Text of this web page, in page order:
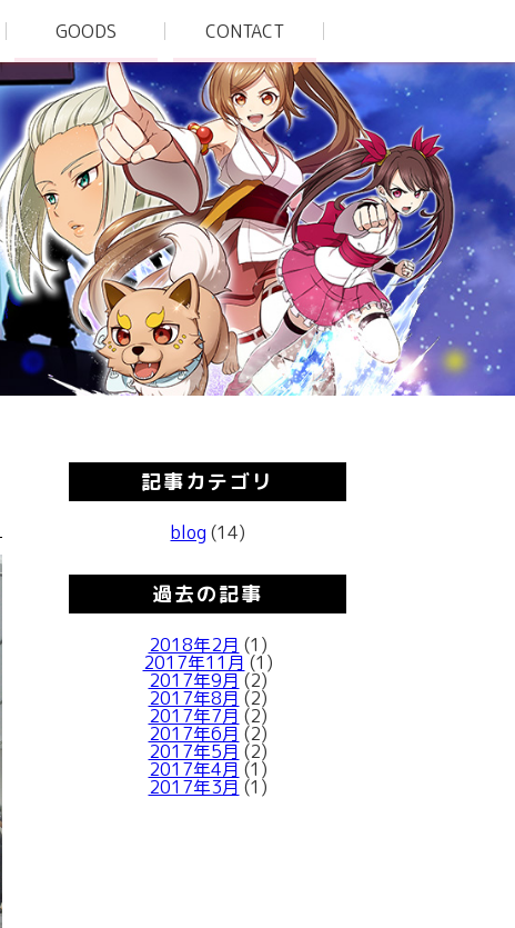
GOODS CONTACT
記事カテゴリ
blog (14)
過去の記事
2018年2月 (1)
2017年11月(1)
2017年9月 (2)
2017年8月 (2)
2017年7月 (2)
2017年6月 (2)
2017年5月 (2)
2017年4月 (1)
2017年3月 (1)